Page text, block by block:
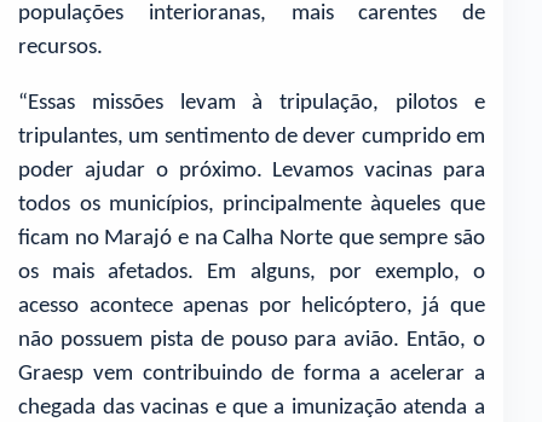
populações interioranas, mais carentes de
recursos.
“Essas missões levam à tripulação, pilotos e
tripulantes, um sentimento de dever cumprido em
poder ajudar o próximo. Levamos vacinas para
todos os municípios, principalmente àqueles que
ficam no Marajó e na Calha Norte que sempre são
os mais afetados. Em alguns, por exemplo, o
acesso acontece apenas por helicóptero, já que
não possuem pista de pouso para avião. Então, o
Graesp vem contribuindo de forma a acelerar a
chegada das vacinas e que a imunização atenda a